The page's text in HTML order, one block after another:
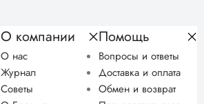
О компании
О нас
Журнал
Советы
Помощь
Вопросы и ответы
Доставка и оплата
Обмен и возврат